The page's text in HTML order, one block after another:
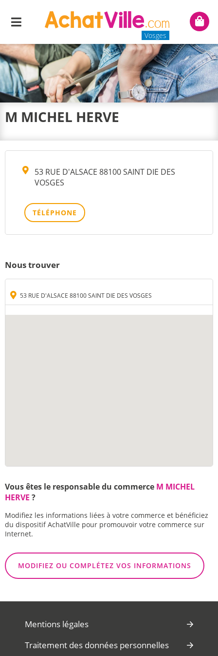
Menu
Vosges
Mon
M MICHEL HERVE
53 RUE D'ALSACE 88100 SAINT DIE DES
VOSGES
TÉLÉPHONE
Nous trouver
53 RUE D'ALSACE 88100 SAINT DIE DES VOSGES
Vous êtes le responsable du commerce M MICHEL
HERVE ?
Modifiez les informations liées à votre commerce et bénéficiez
du dispositif AchatVille pour promouvoir votre commerce sur
Internet.
MODIFIEZ OU COMPLÉTEZ VOS INFORMATIONS
Mentions légales
Traitement des données personnelles